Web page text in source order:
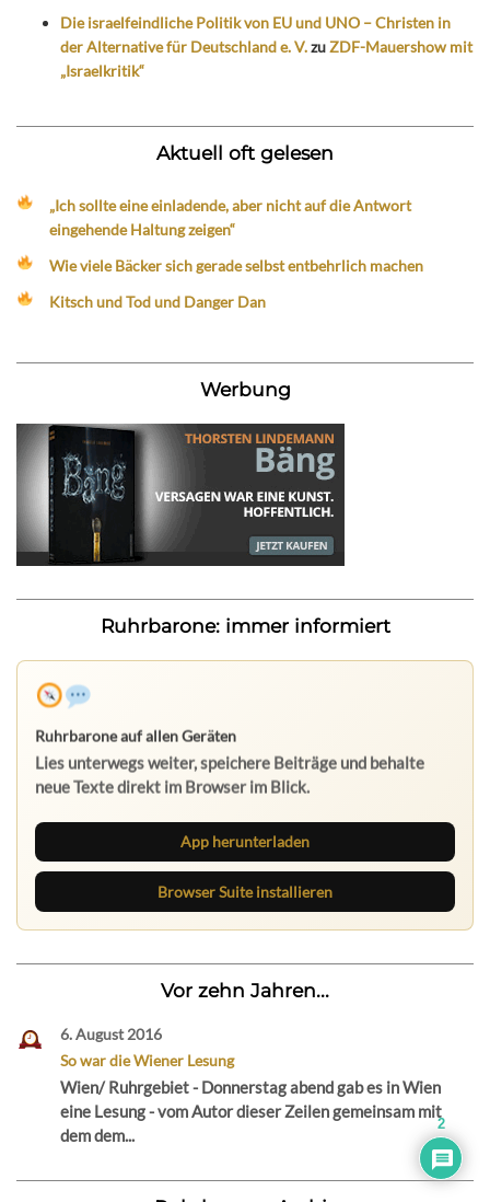
Die israelfeindliche Politik von EU und UNO – Christen in
der Alternative für Deutschland e. V.zuZDF-Mauershow mit
„Israelkritik“
Aktuell oft gelesen
„Ich sollte eine einladende, aber nicht auf die Antwort
eingehende Haltung zeigen“
Wie viele Bäcker sich gerade selbst entbehrlich machen
Kitsch und Tod und Danger Dan
Werbung
Ruhrbarone: immer informiert
Nichts mehr verpassen
Die Ruhrbarone-App bringt den Blog aufs Handy. Die
Browser Suite hält dich am Desktop auf dem Laufenden.
App herunterladen
Browser Suite installieren
Vor zehn Jahren...
6. August 2016
So war die Wiener Lesung
Wien/ Ruhrgebiet - Donnerstag abend gab es in Wien
eine Lesung - vom Autor dieser Zeilen gemeinsam mit
dem dem...
2